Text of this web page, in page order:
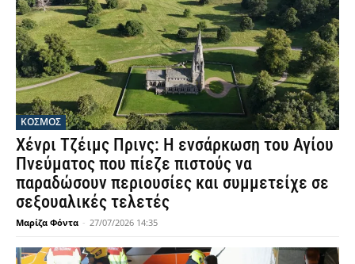
ΚΟΣΜΟΣ
Χένρι Τζέιμς Πρινς: Η ενσάρκωση του Αγίου
Πνεύματος που πίεζε πιστούς να
παραδώσουν περιουσίες και συμμετείχε σε
σεξουαλικές τελετές
Μαρίζα Φόντα - 27/07/2026 14:35